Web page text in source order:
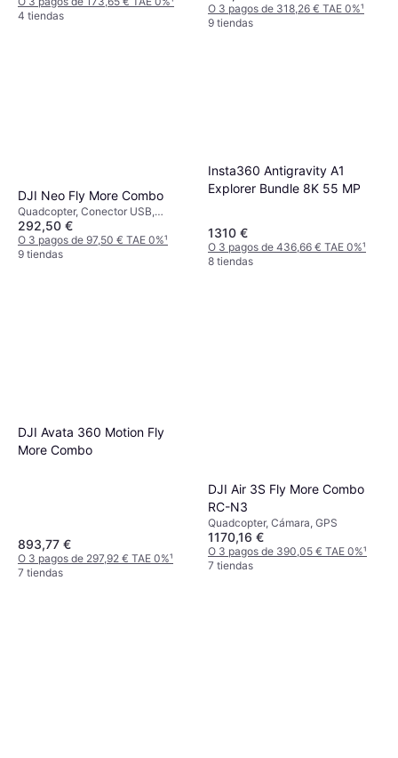
Fi, Bluetooth
4 tiendas
O 3 pagos de 318,26 € TAE 0%¹
9 tiendas
DJI Neo Fly More Combo
Quadcopter, Conector USB,
Cámara, Protector de hélice, Wi-
Fi, Bluetooth
292,50 €
O 3 pagos de 97,50 € TAE 0%¹
9 tiendas
Insta360 Antigravity A1
Explorer Bundle 8K 55 MP
1310 €
O 3 pagos de 436,66 € TAE 0%¹
8 tiendas
DJI Avata 360 Motion Fly
More Combo
893,77 €
O 3 pagos de 297,92 € TAE 0%¹
7 tiendas
DJI Air 3S Fly More Combo
RC-N3
Quadcopter, Cámara, GPS
1170,16 €
O 3 pagos de 390,05 € TAE 0%¹
7 tiendas